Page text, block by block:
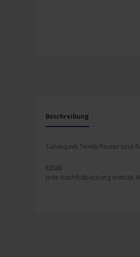
Beschreibung
Salvequick Textilpflaster sind
Inhalt
Jede Nachfüllpackung enthält